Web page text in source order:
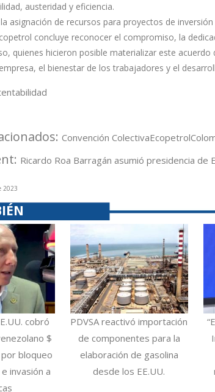
austeridad y eficiencia.
asignación de recursos para proyectos de
concluye reconocer el compromiso, la
quienes hicieron posible materializar este
el bienestar de los trabajadores y el
Convención ColectivaEcopetrol
Ricardo Roa Barragán asumió presidencia
2023
cobró
$
bloqueo
invasión a
PDVSA reactivó importación
de componentes para la
elaboración de gasolina
desde los EE.UU.